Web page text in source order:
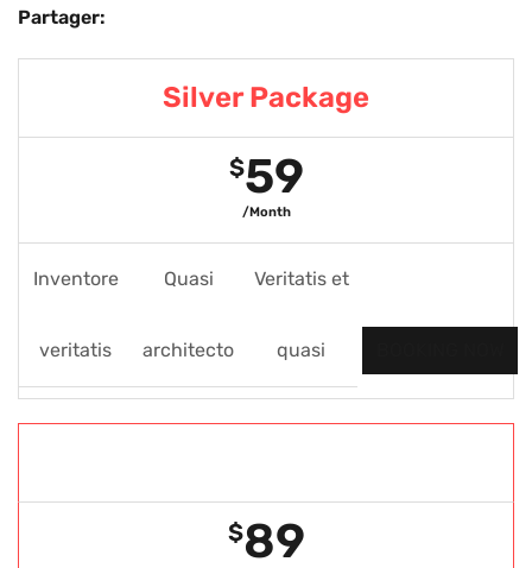
Partager:
Silver Package
$59
/Month
Inventore
veritatis
Quasi
architecto
Veritatis et
quasi
$89